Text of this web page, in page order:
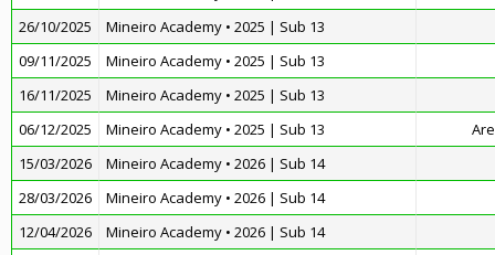
26/10/2025
Mineiro Academy • 2025 | Sub 13
09/11/2025
Mineiro Academy • 2025 | Sub 13
16/11/2025
Mineiro Academy • 2025 | Sub 13
06/12/2025
Mineiro Academy • 2025 | Sub 13
15/03/2026
Mineiro Academy • 2026 | Sub 14
28/03/2026
Mineiro Academy • 2026 | Sub 14
12/04/2026
Mineiro Academy • 2026 | Sub 14